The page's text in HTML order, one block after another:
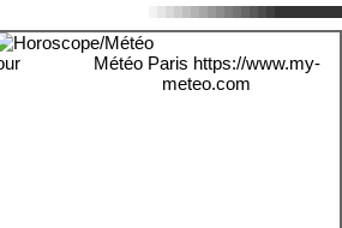
Météo Paris https://www.my-
meteo.com